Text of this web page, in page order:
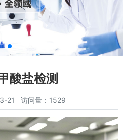
酸盐检测
21 访问量：1529